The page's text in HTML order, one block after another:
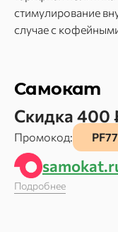
стимулирование
случае с
Самокат
Скидка 400
Промокод:
Подробнее